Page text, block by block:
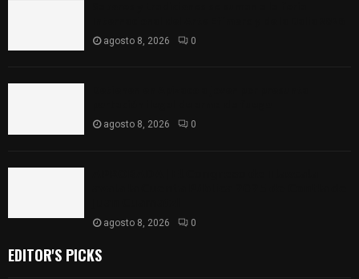
agosto 8, 2026 0
agosto 8, 2026 0
agosto 8, 2026 0
EDITOR'S PICKS